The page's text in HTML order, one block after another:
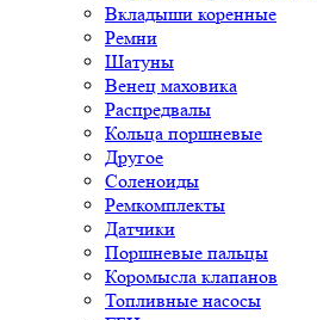
Вкладыши коренные
Ремни
Шатуны
Венец маховика
Распредвалы
Кольца поршневые
Другое
Соленоиды
Ремкомплекты
Датчики
Поршневые пальцы
Коромысла клапанов
Топливные насосы